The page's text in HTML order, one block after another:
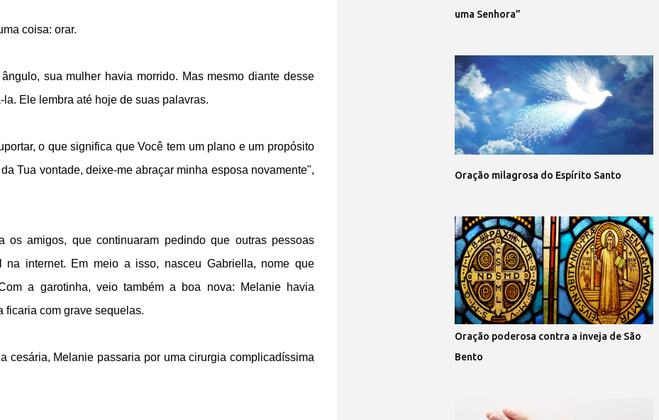
coisa: orar.
sua mulher havia morrido. Mas mesmo diante desse
Ele lembra até hoje de suas palavras.
o que significa que Você tem um plano e um propósito
Tua vontade, deixe-me abraçar minha esposa novamente",
amigos, que continuaram pedindo que outras pessoas
internet. Em meio a isso, nasceu Gabriella, nome que
a garotinha, veio também a boa nova: Melanie havia
ficaria com grave sequelas.
cesária, Melanie passaria por uma cirurgia complicadíssima
uma Senhora”
Oração milagrosa do Espírito Santo
Oração poderosa contra a inveja de São
Bento